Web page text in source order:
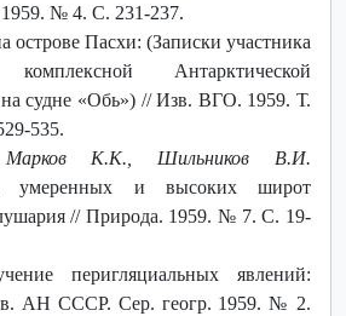
1959. № 4. С. 231-237.
острове Пасхи: (Записки участника
комплексной Антарктической
судне «Обь») // Изв. ВГО. 1959. Т.
535.
К.К., Шильников В.И.
умеренных и высоких широт
// Природа. 1959. № 7. С. 19-
перигляциальных явлений:
АН СССР. Сер. геогр. 1959. № 2.